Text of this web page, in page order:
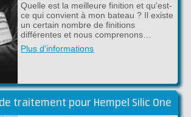
Quelle est la meilleure finition et qu'est-
ce qui convient à mon bateau ? Il existe
un certain nombre de finitions
différentes et nous comprenons…
Plus d'informations
traitement pour Hempel Silic One